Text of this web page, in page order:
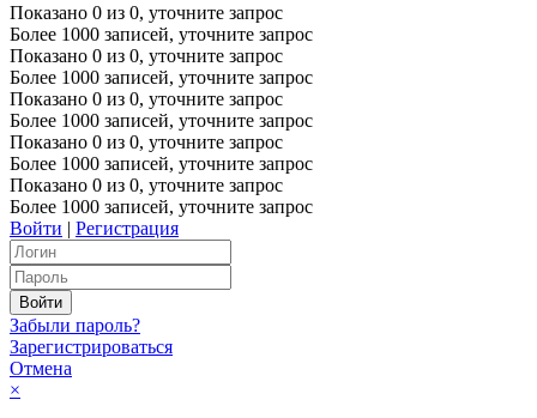
Показано 0 из 0, уточните запрос
Более 1000 записей, уточните запрос
Показано 0 из 0, уточните запрос
Более 1000 записей, уточните запрос
Показано 0 из 0, уточните запрос
Более 1000 записей, уточните запрос
Показано 0 из 0, уточните запрос
Более 1000 записей, уточните запрос
Показано 0 из 0, уточните запрос
Более 1000 записей, уточните запрос
Войти | Регистрация
Забыли пароль?
Зарегистрироваться
Отмена
×